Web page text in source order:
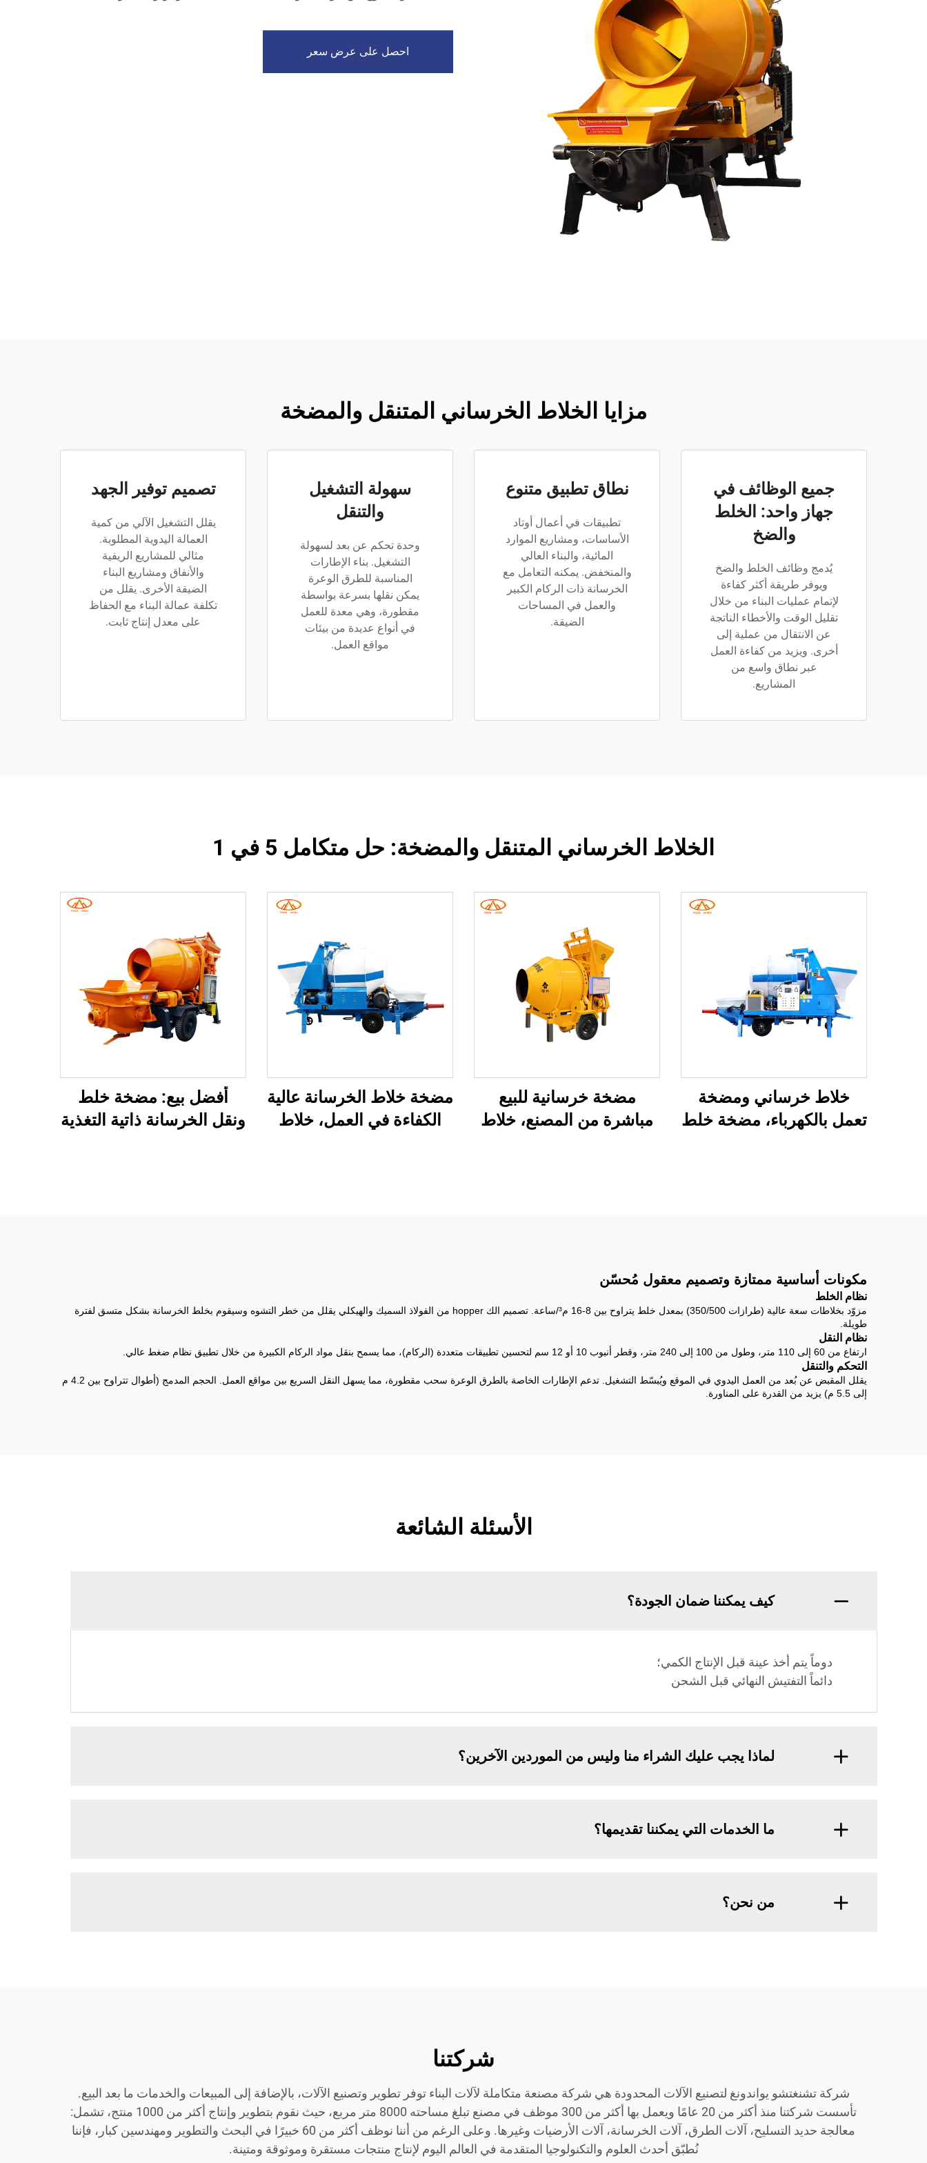
احصل على عرض سعر
مزايا الخلاط الخرساني المتنقل والمضخة
جميع الوظائف في
جهاز واحد: الخلط
والضخ
يُدمج وظائف الخلط والضخ
ويوفر طريقة أكثر كفاءة
لإتمام عمليات البناء من خلال
تقليل الوقت والأخطاء الناتجة
عن الانتقال من عملية إلى
أخرى. ويزيد من كفاءة العمل
عبر نطاق واسع من
المشاريع.
نطاق تطبيق متنوع
تطبيقات في أعمال أوتاد
الأساسات، ومشاريع الموارد
المائية، والبناء العالي
والمنخفض. يمكنه التعامل مع
الخرسانة ذات الركام الكبير
والعمل في المساحات
الضيقة.
سهولة التشغيل
والتنقل
وحدة تحكم عن بعد لسهولة
التشغيل. بناء الإطارات
المناسبة للطرق الوعرة
يمكن نقلها بسرعة بواسطة
مقطورة، وهي معدة للعمل
في أنواع عديدة من بيئات
مواقع العمل.
تصميم توفير الجهد
يقلل التشغيل الآلي من كمية
العمالة اليدوية المطلوبة.
مثالي للمشاريع الريفية
والأنفاق ومشاريع البناء
الضيقة الأخرى. يقلل من
تكلفة عمالة البناء مع الحفاظ
على معدل إنتاج ثابت.
الخلاط الخرساني المتنقل والمضخة: حل متكامل 5 في 1
خلاط خرساني ومضخة
تعمل بالكهرباء، مضخة خلط
مضخة خرسانية للبيع
مباشرة من المصنع، خلاط
مضخة خلاط الخرسانة عالية
الكفاءة في العمل، خلاط
أفضل بيع: مضخة خلط
ونقل الخرسانة ذاتية التغذية
مكونات أساسية ممتازة وتصميم معقول مُحسّن
نظام الخلط
مزوّد بخلاطات سعة عالية (طرازات 350/500) بمعدل خلط يتراوح بين 8-16 م³/ساعة. تصميم الك hopper من الفولاذ السميك والهيكلي يقلل من خطر التشوه وسيقوم بخلط الخرسانة بشكل متسق لفترة
طويلة.
نظام النقل
ارتفاع من 60 إلى 110 متر، وطول من 100 إلى 240 متر، وقطر أنبوب 10 أو 12 سم لتحسين تطبيقات متعددة (الركام)، مما يسمح بنقل مواد الركام الكبيرة من خلال تطبيق نظام ضغط عالي.
التحكم والتنقل
يقلل المقبض عن بُعد من العمل اليدوي في الموقع ويُبسّط التشغيل. تدعم الإطارات الخاصة بالطرق الوعرة سحب مقطورة، مما يسهل النقل السريع بين مواقع العمل. الحجم المدمج (أطوال تتراوح بين 4.2 م
إلى 5.5 م) يزيد من القدرة على المناورة.
الأسئلة الشائعة
كيف يمكننا ضمان الجودة؟
دوماً يتم أخذ عينة قبل الإنتاج الكمي؛
دائماً التفتيش النهائي قبل الشحن
لماذا يجب عليك الشراء منا وليس من الموردين الآخرين؟
ما الخدمات التي يمكننا تقديمها؟
من نحن؟
شركتنا
شركة تشنغتشو يواندونغ لتصنيع الآلات المحدودة هي شركة مصنعة متكاملة لآلات البناء توفر تطوير وتصنيع الآلات، بالإضافة إلى المبيعات والخدمات ما بعد البيع.
تأسست شركتنا منذ أكثر من 20 عامًا ويعمل بها أكثر من 300 موظف في مصنع تبلغ مساحته 8000 متر مربع، حيث نقوم بتطوير وإنتاج أكثر من 1000 منتج، تشمل:
معالجة حديد التسليح، آلات الطرق، آلات الخرسانة، آلات الأرضيات وغيرها. وعلى الرغم من أننا نوظف أكثر من 60 خبيرًا في البحث والتطوير ومهندسين كبار، فإننا
نُطبّق أحدث العلوم والتكنولوجيا المتقدمة في العالم اليوم لإنتاج منتجات مستقرة وموثوقة ومتينة.